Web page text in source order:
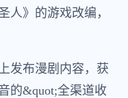
人》的游戏改编，
发布漫剧内容，获
的&quot;全渠道收